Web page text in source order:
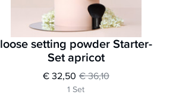
loose setting powder Starter-
Set apricot
€ 32,50 € 36,10
1 Set